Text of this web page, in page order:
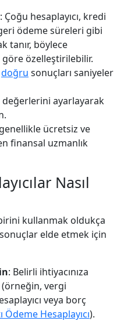
: Çoğu hesaplayıcı, kredi
ödeme süreleri gibi
tanır, böylece
göre özelleştirilebilir.
doğru sonuçları saniyeler
değerlerini ayarlayarak
ücretsiz ve
finansal uzmanlık
Nasıl
kullanmak oldukça
elde etmek için
: Belirli ihtiyacınıza
(örneğin, vergi
veya borç
Ödeme Hesaplayıcı).